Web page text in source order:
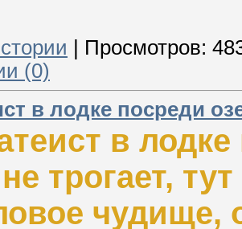
Просмотров:
(0)
в лодке посреди
в
не трогает,
чудище,